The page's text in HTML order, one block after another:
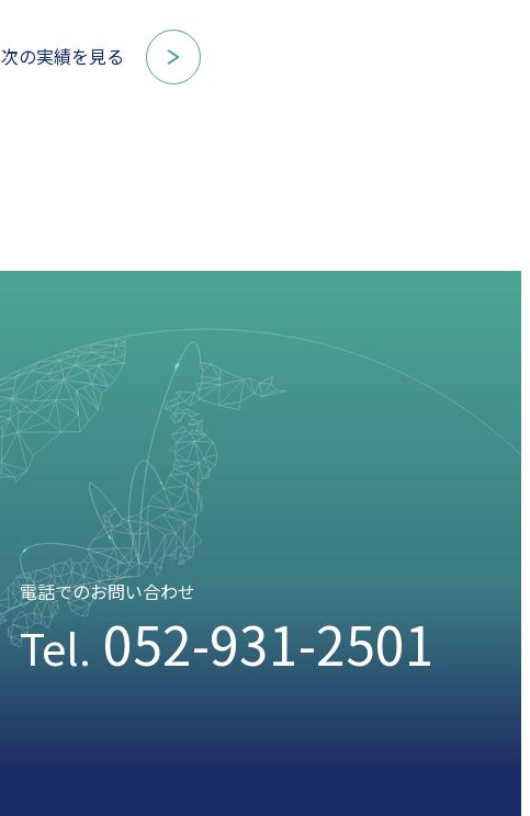
次の実績を見る
電話でのお問い合わせ
Tel. 052-931-2501